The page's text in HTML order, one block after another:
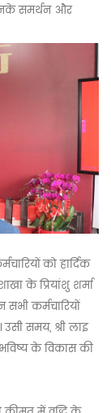
समर्थन और
को हार्दिक
के प्रियांशु शर्मा
कर्मचारियों
। उसी समय, श्री लाइ
के विकास की